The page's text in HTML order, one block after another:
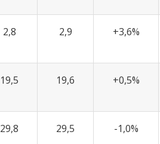
2,8 2,9 +3,6%
19,5 19,6 +0,5%
29,8 29,5 -1,0%